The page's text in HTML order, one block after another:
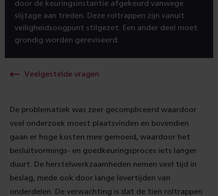
door de keuringsinstantie afgekeurd vanwege
slijtage aan treden. Deze roltrappen zijn vanuit
veiligheidsoogpunt stilgezet. Een ander deel moet
grondig worden gereviseerd.
Veelgestelde vragen
De problematiek was zeer gecompliceerd waardoor
veel onderzoek moest plaatsvinden en bovendien
gaan er hoge kosten mee gemoeid, waardoor het
besluitvormings- en goedkeuringsproces iets langer
duurt. De herstelwerkzaamheden nemen veel tijd in
beslag, mede ook door lange levertijden van
onderdelen. De verwachting is dat de tien roltrappen